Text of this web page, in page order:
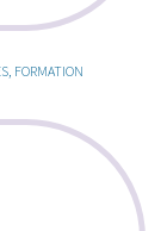
FORMATION